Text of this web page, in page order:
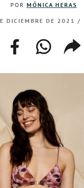
POR MÓNICA HERAS
DICIEMBRE DE 2021 /
facebookwhatsapp